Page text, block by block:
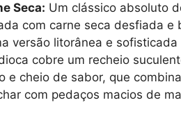
Seca: Um clássico absoluto
com carne seca desfiada e
versão litorânea e
cobre um recheio
e cheio de sabor, que
com pedaços macios de